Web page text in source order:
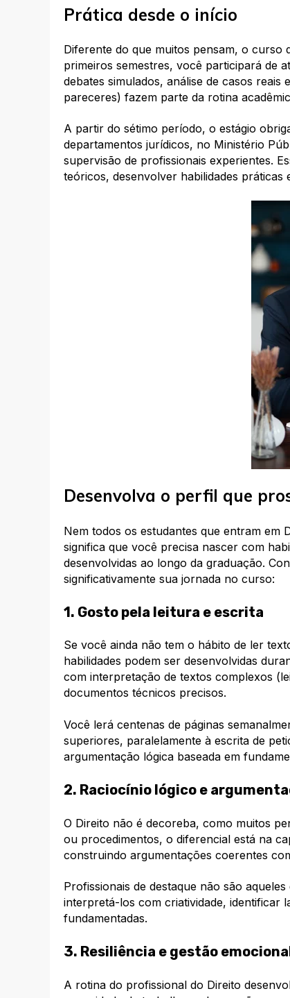
Prática desde o início
Diferente do que muitos pensam, o curso
primeiros semestres, você participará de
debates simulados, análise de casos
pareceres) fazem parte da rotina
A partir do sétimo período, o estágio
departamentos jurídicos, no Ministério
supervisão de profissionais experientes.
teóricos, desenvolver habilidades
Desenvolva o perfil que
Nem todos os estudantes que entram em
significa que você precisa nascer com
desenvolvidas ao longo da graduação.
significativamente sua jornada no curso:​
1. Gosto pela leitura e escrita
Se você ainda não tem o hábito de ler
habilidades podem ser desenvolvidas
com interpretação de textos complexos
documentos técnicos precisos.​
Você lerá centenas de páginas
superiores, paralelamente à escrita de
argumentação lógica baseada em
2. Raciocínio lógico e
O Direito não é decoreba, como muitos
ou procedimentos, o diferencial está na
construindo argumentações coerentes
Profissionais de destaque não são
interpretá-los com criatividade, identificar
fundamentadas.​
3. Resiliência e gestão
A rotina do profissional do Direito